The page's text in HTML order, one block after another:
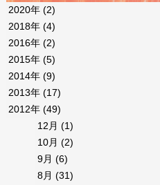
2020年 (2)
2018年 (4)
2016年 (2)
2015年 (5)
2014年 (9)
2013年 (17)
2012年 (49)
12月(1)
10月(2)
9月(6)
8月(31)